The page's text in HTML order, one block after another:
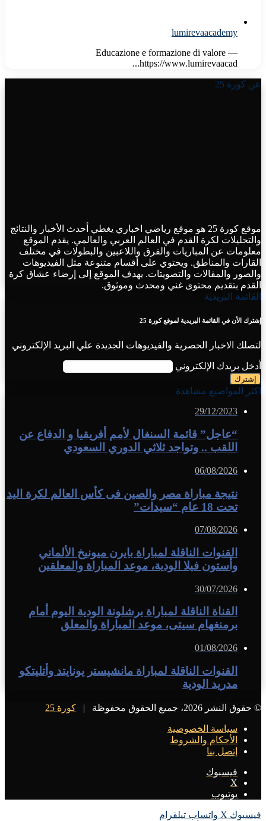
lumirevaacademy
Educazione e formazione di valore —
https://www.lumirevaacad...
عن كورة 25
موقع كورة 25 هو موقع رياضي اخباري يغطي أحدث الأخبار والنتائج
والتحليلات لكرة القدم في العالم العربي والعالمي. يقدم الموقع
معلومات عن المباريات والفرق واللاعبين والبطولات في مختلف
القارات والمناطق. ويحتوي على أقسام متنوعة مثل الفيديوهات
والصور والمقالات والتصويتات. يهدف الموقع إلى إرضاء عشاق كرة
القدم بتقديم محتوى غني ومحدث وموثوق.
القائمة البريدية
إشترك الأن في القائمة البريدية لموقع كورة 25
لتصلك الاخبار الحصرية والفيديوهات الجديدة علي البريد الإلكتروني
أدخل بريدك الإلكتروني
اكثر المواضيع مشاهدة
29/12/2023
“عاجل” قائمة السنغال لأمم أفريقيا و الدفاع عن
اللقب .. وتواجد ثلاثي الدوري السعودي
06/08/2026
نتيجة مباراة مصر والصين فى كأس العالم لكرة اليد
تحت 18 عام “سيدات”
07/08/2026
القنوات الناقلة لمباراة بايرن ميونيخ الألماني
وأستون فيلا الودية، موعد المباراة والمعلقين
30/07/2026
القناة الناقلة لمباراة برشلونة الودية اليوم أمام
برمنغهام سيتى، موعد المباراة والمعلق
01/08/2026
القنوات الناقلة لمباراة مانشيستر يونايتد وأتليتكو
مدريد الودية
© حقوق النشر 2026، جميع الحقوق محفوظة | كورة 25
سياسة الخصوصية
الأحكام والشروط
إتصل بنا
فيسبوك
X
يوتيوب
فيسبوك X واتساب تيلقرام